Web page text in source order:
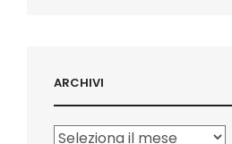
ARCHIVI
Archivi